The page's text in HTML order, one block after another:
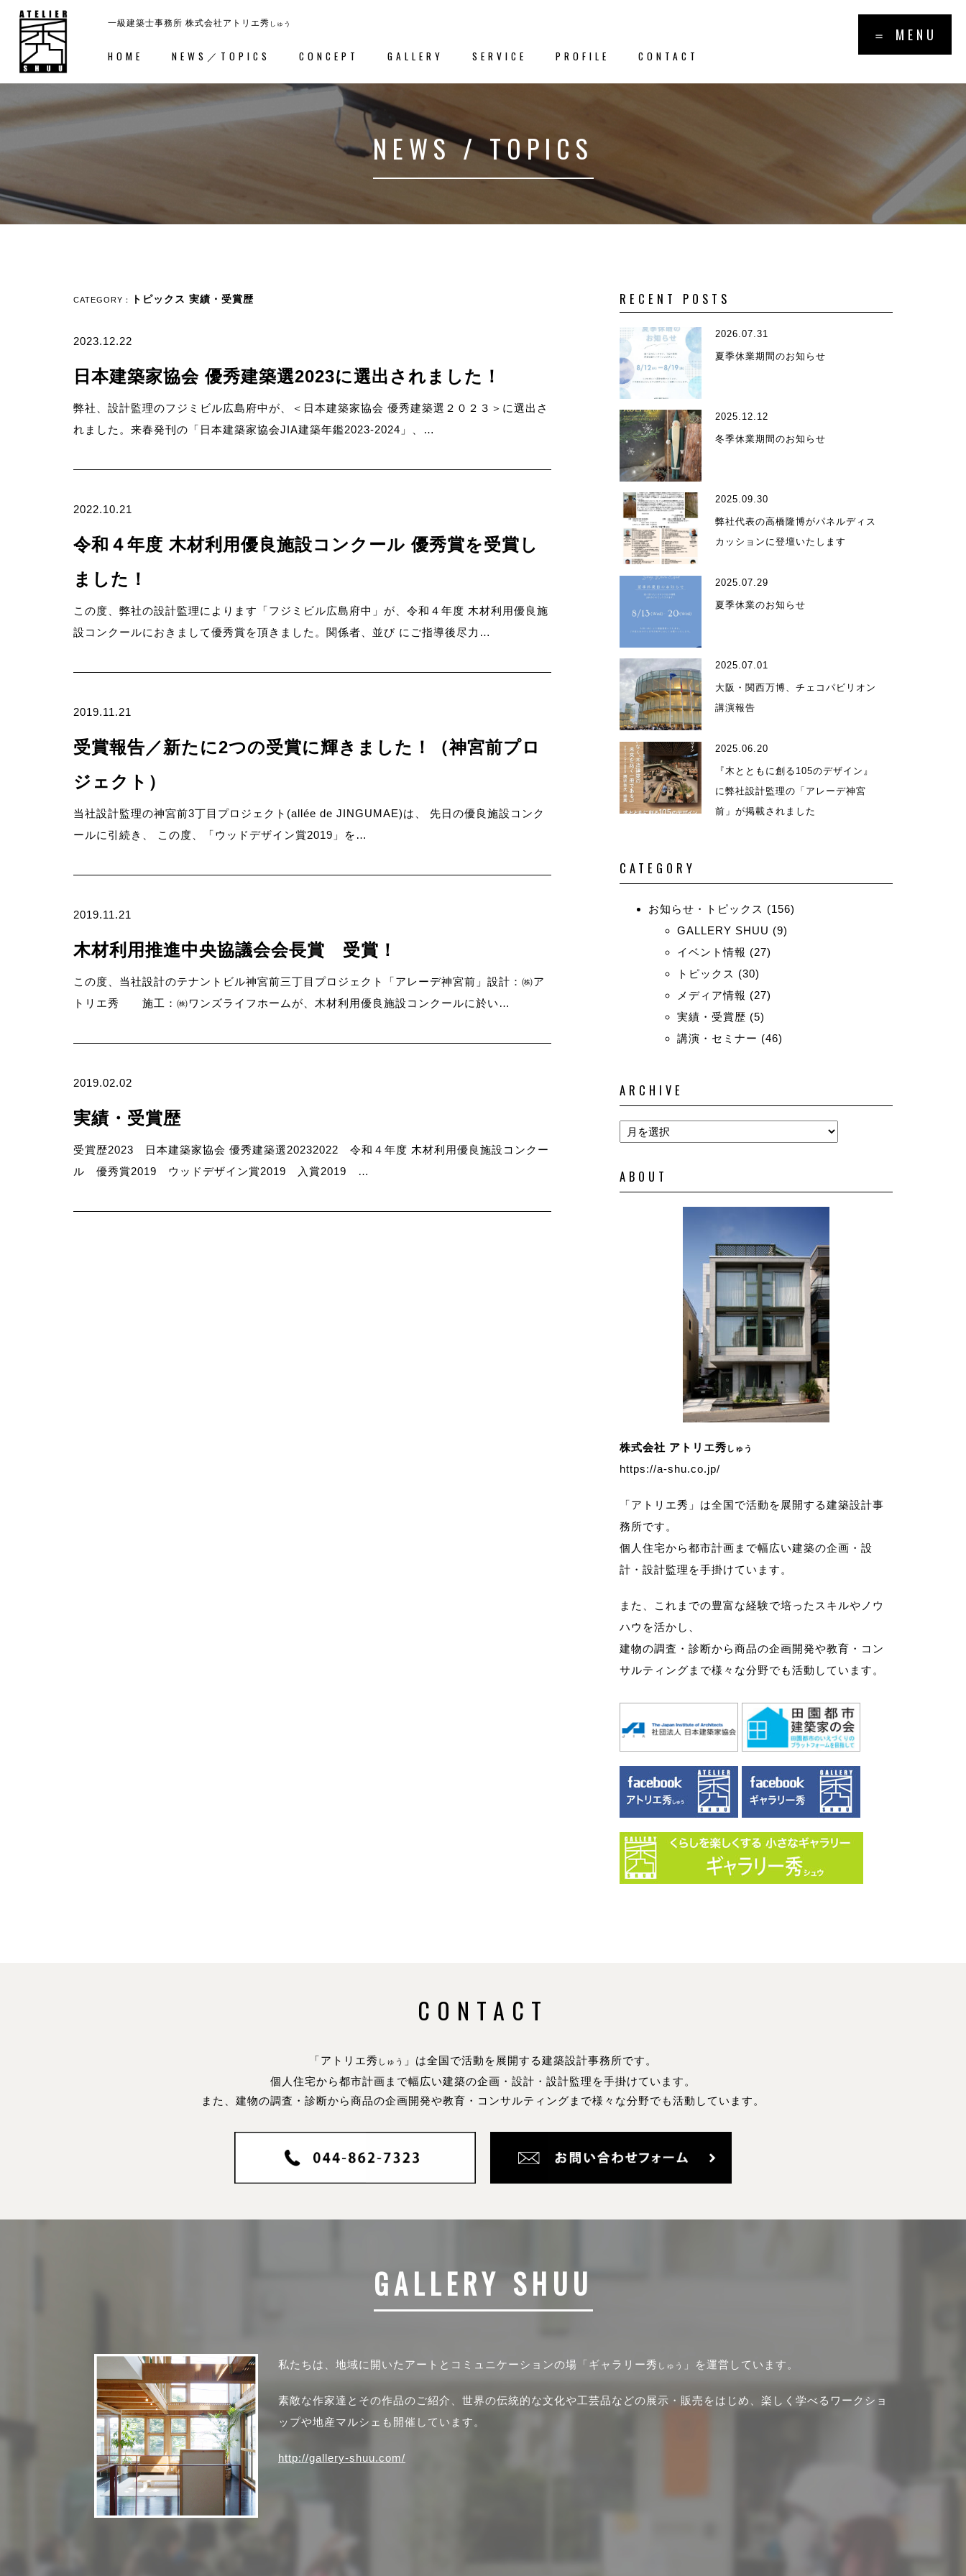
＝ MENU
一級建築士事務所 株式会社アトリエ秀 しゅう
HOME NEWS／TOPICS CONCEPT GALLERY SERVICE PROFILE CONTACT ×
ホーム
－HOME
新着情報・トピッ
クス
－NEWS／TOPICS
コンセプト 事例集
－GALLERY
事業案内 プロフィール
－PROFILE
実績・受賞歴
メディア掲載・出
演・講演等
NEWS / TOPICS
CATEGORY： トピックス 実績・受賞歴
2023.12.22
日本建築家協会 優秀建築選2023に選出されました！
弊社、設計監理のフジミビル広島府中が、＜日本建築家協会 優秀建築選２０２３＞に選出さ
れました。来春発刊の「日本建築家協会JIA建築年鑑2023-2024」、…
2022.10.21
令和４年度 木材利用優良施設コンクール 優秀賞を受賞し
ました！
この度、弊社の設計監理によります「フジミビル広島府中」が、令和４年度 木材利用優良施
設コンクールにおきまして優秀賞を頂きました。関係者、並び にご指導後尽力…
2019.11.21
受賞報告／新たに2つの受賞に輝きました！（神宮前プロ
ジェクト）
当社設計監理の神宮前3丁目プロジェクト(allée de JINGUMAE)は、 先日の優良施設コンク
ールに引続き、 この度、「ウッドデザイン賞2019」を…
2019.11.21
木材利用推進中央協議会会長賞 受賞！
この度、当社設計のテナントビル神宮前三丁目プロジェクト「アレーデ神宮前」設計：㈱ア
トリエ秀 施工：㈱ワンズライフホームが、木材利用優良施設コンクールに於い…
2019.02.02
実績・受賞歴
受賞歴2023 日本建築家協会 優秀建築選20232022 令和４年度 木材利用優良施設コンクー
ル 優秀賞2019 ウッドデザイン賞2019 入賞2019 …
RECENT POSTS
2026.07.31
夏季休業期間のお知らせ
2025.12.12
冬季休業期間のお知らせ
2025.09.30
弊社代表の高橋隆博がパネルディス
カッションに登壇いたします
2025.07.29
夏季休業のお知らせ
2025.07.01
大阪・関西万博、チェコパビリオン
講演報告
2025.06.20
『木とともに創る105のデザイン』
に弊社設計監理の「アレーデ神宮
前」が掲載されました
CATEGORY
お知らせ・トピックス (156)
GALLERY SHUU (9)
イベント情報 (27)
トピックス (30)
メディア情報 (27)
実績・受賞歴 (5)
講演・セミナー (46)
ARCHIVE
ABOUT
株式会社 アトリエ秀 しゅう
https://a-shu.co.jp/
「アトリエ秀」は全国で活動を展開する建築設計事
務所です。
個人住宅から都市計画まで幅広い建築の企画・設
計・設計監理を手掛けています。
また、これまでの豊富な経験で培ったスキルやノウ
ハウを活かし、
建物の調査・診断から商品の企画開発や教育・コン
サルティングまで様々な分野でも活動しています。
CONTACT
「アトリエ秀 しゅう
」は全国で活動を展開する建築設計事務所です。
個人住宅から都市計画まで幅広い建築の企画・設計・設計監理を手掛けています。
また、建物の調査・診断から商品の企画開発や教育・コンサルティングまで様々な分野でも活動しています。
GALLERY SHUU
私たちは、地域に開いたアートとコミュニケーションの場「ギャラリー秀 しゅう 」を運営しています。
素敵な作家達とその作品のご紹介、世界の伝統的な文化や工芸品などの展示・販売をはじめ、楽しく学べるワークショ
ップや地産マルシェも開催しています。
http://gallery-shuu.com/